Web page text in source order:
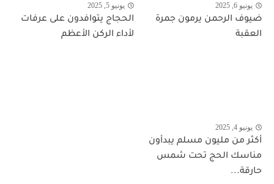
يونيو 6, 2025
ضيوف الرحمن يرمون جمرة
العقبة
يونيو 5, 2025
الحجاج يتوافدون على عرفات
لأداء الركن الأعظم
يونيو 4, 2025
أكثر من مليون مسلم يبدأون
مناسك الحج تحت شمس
حارقة...